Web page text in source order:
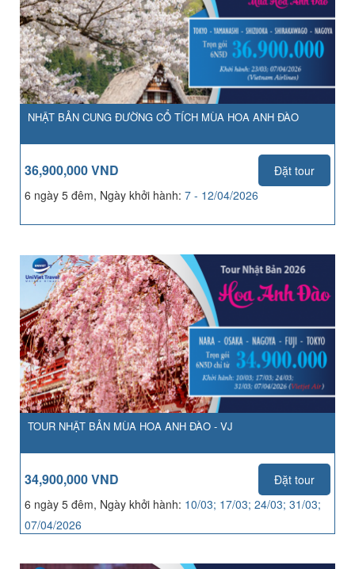
NHẬT BẢN CUNG ĐƯỜNG CỔ TÍCH MÙA HOA ANH ĐÀO
36,900,000 VND
Đặt tour
6 ngày 5 đêm, Ngày khởi hành: 7 - 12/04/2026
TOUR NHẬT BẢN MÙA HOA ANH ĐÀO - VJ
34,900,000 VND
Đặt tour
6 ngày 5 đêm, Ngày khởi hành: 10/03; 17/03; 24/03; 31/03;
07/04/2026